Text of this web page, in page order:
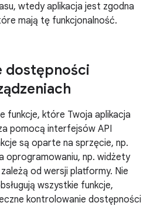
wtedy aplikacja jest zgodna
mają tę funkcjonalność.
dostępności
funkcje, które Twoja aplikacja
pomocą interfejsów API
są oparte na sprzęcie, np.
oprogramowaniu, np. widżety
od wersji platformy. Nie
wszystkie funkcje,
kontrolowanie dostępności